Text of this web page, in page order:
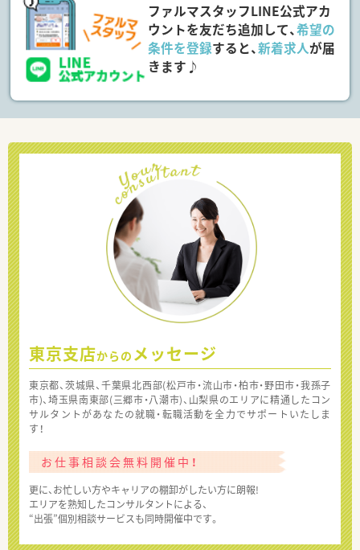
ファルマスタッフLINE公式アカ
ウントを友だち追加して、希望の
条件を登録すると、新着求人が届
きます♪
東京支店からの メッセージ
東京都、茨城県、千葉県北西部(松戸市・流山市・柏市・野田市・我孫子
市)、埼玉県南東部(三郷市・八潮市)、山梨県のエリアに精通したコン
サルタントがあなたの就職・転職活動を全力でサポートいたしま
す！
お仕事相談会無料開催中！
更に、お忙しい方やキャリアの棚卸がしたい方に朗報!
エリアを熟知したコンサルタントによる、
“出張”個別相談サービスも同時開催中です。